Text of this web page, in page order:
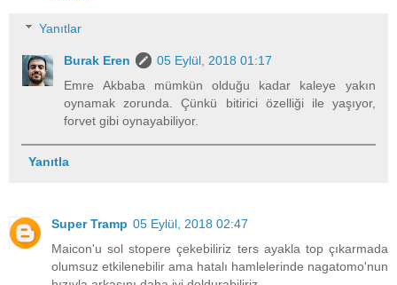
Yanıtlar
Burak Eren
05 Eylül, 2018 01:17
Emre Akbaba mümkün olduğu kadar kaleye yakın
oynamak zorunda. Çünkü bitirici özelliği ile yaşıyor,
forvet gibi oynayabiliyor.
Yanıtla
Super Tramp 05 Eylül, 2018 02:47
Maicon'u sol stopere çekebiliriz ters ayakla top çıkarmada
olumsuz etkilenebilir ama hatalı hamlelerinde nagatomo'nun